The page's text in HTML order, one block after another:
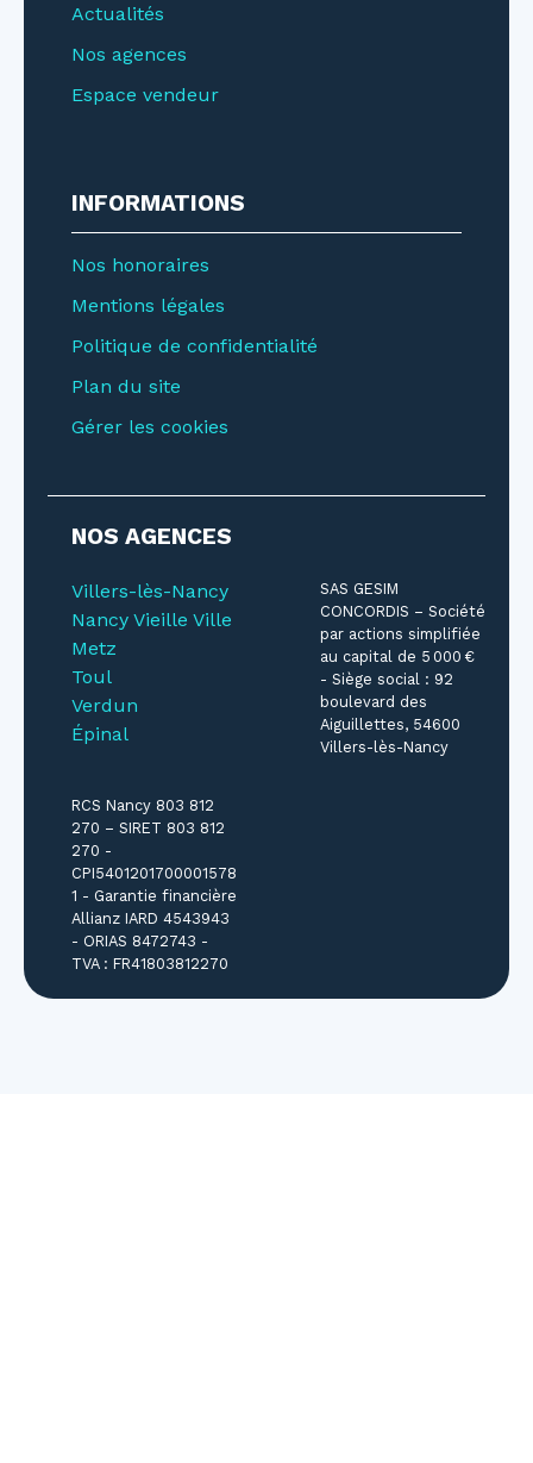
Actualités
Nos agences
Espace vendeur
INFORMATIONS
Nos honoraires
Mentions légales
Politique de confidentialité
Plan du site
Gérer les cookies
NOS AGENCES
Villers-lès-Nancy
Nancy Vieille Ville
Metz
Toul
Verdun
Épinal
SAS GESIM
CONCORDIS – Société
par actions simplifiée
au capital de 5 000 €
- Siège social : 92
boulevard des
Aiguillettes, 54600
Villers-lès-Nancy
RCS Nancy 803 812
270 – SIRET 803 812
270 -
CPI5401201700001578
1 - Garantie financière
Allianz IARD 4543943
- ORIAS 8472743 -
TVA : FR41803812270